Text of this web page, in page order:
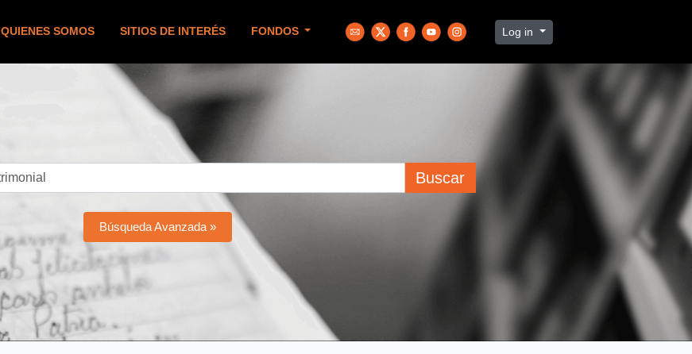
QUIENES SOMOS SITIOS DE INTERÉS FONDOS Log in
Buscar
Búsqueda Avanzada »